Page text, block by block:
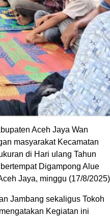
Aceh Jaya Wan
masyarakat Kecamatan
di Hari ulang Tahun
Digampong Alue
Jaya, minggu (17/8/
Jambang sekaligus Tokoh
Kegiatan ini